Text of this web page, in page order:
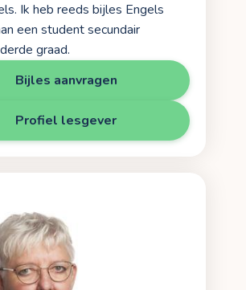
Ik heb reeds bijles Engels
een student secundair
graad.
Bijles aanvragen
Profiel lesgever